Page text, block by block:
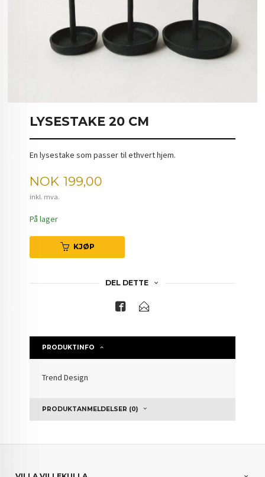
LYSESTAKE 20 CM
En lysestake som passer til ethvert hjem.
Pris
NOK 199,00
inkl. mva.
På lager
KJØP
DEL DETTE
PRODUKTINFO
Trend Design
PRODUKTANMELDELSER (0)